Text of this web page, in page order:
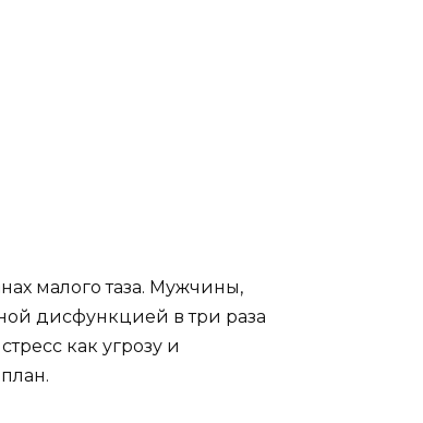
малого таза. Мужчины,
дисфункцией в три раза
как угрозу и